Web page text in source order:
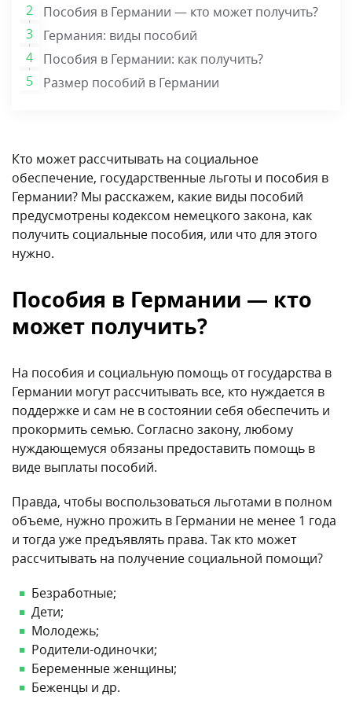
Пособия в Германии — кто может получить?
Германия: виды пособий
Пособия в Германии: как получить?
Размер пособий в Германии
Кто может рассчитывать на социальное
обеспечение, государственные льготы и пособия в
Германии? Мы расскажем, какие виды пособий
предусмотрены кодексом немецкого закона, как
получить социальные пособия, или что для этого
нужно.
Пособия в Германии — кто
может получить?
На пособия и социальную помощь от государства в
Германии могут рассчитывать все, кто нуждается в
поддержке и сам не в состоянии себя обеспечить и
прокормить семью. Согласно закону, любому
нуждающемуся обязаны предоставить помощь в
виде выплаты пособий.
Правда, чтобы воспользоваться льготами в полном
объеме, нужно прожить в Германии не менее 1 года
и тогда уже предъявлять права. Так кто может
рассчитывать на получение социальной помощи?
Безработные;
Дети;
Молодежь;
Родители-одиночки;
Беременные женщины;
Беженцы и др.